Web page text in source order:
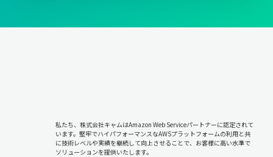
私たち、株式会社キャムはAmazon Web Serviceパートナーに認定されて
います。堅牢でハイパフォーマンスなAWSプラットフォームの利用と共
に技術レベルや実績を継続して向上させることで、お客様に高い水準で
ソリューションを提供いたします。